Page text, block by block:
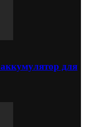
для